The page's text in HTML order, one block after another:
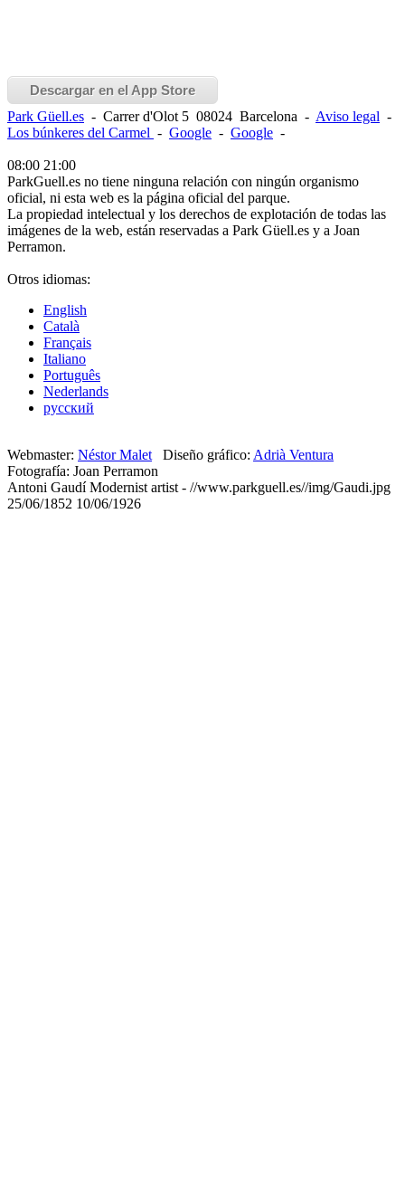
Descargar en el App Store
Park Güell.es - Carrer d'Olot 5 08024 Barcelona - Aviso legal -
Los búnkeres del Carmel - Google - Google -
08:00 21:00
ParkGuell.es no tiene ninguna relación con ningún organismo
oficial, ni esta web es la página oficial del parque.
La propiedad intelectual y los derechos de explotación de todas las
imágenes de la web, están reservadas a Park Güell.es y a Joan
Perramon.
Otros idiomas:
English
Català
Français
Italiano
Português
Nederlands
русский
Webmaster: Néstor Malet Diseño gráfico: Adrià Ventura
Fotografía: Joan Perramon
Antoni Gaudí Modernist artist - //www.parkguell.es//img/Gaudi.jpg
25/06/1852 10/06/1926